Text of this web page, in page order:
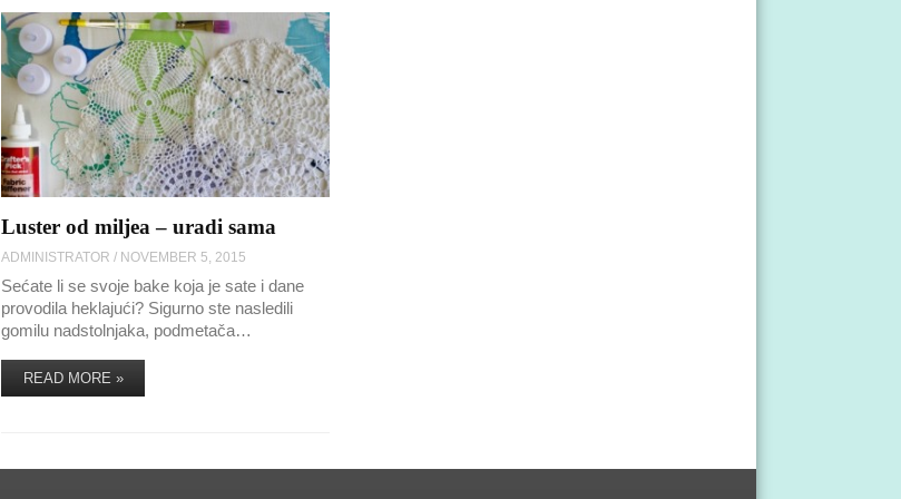
Luster od miljea – uradi sama
ADMINISTRATOR / NOVEMBER 5, 2015
Sećate li se svoje bake koja je sate i dane
provodila heklajući? Sigurno ste nasledili
gomilu nadstolnjaka, podmetača…
READ MORE »